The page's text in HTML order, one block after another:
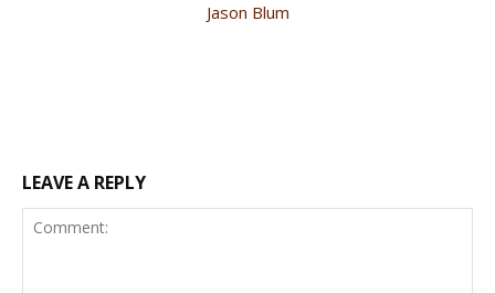
Jason Blum
LEAVE A REPLY